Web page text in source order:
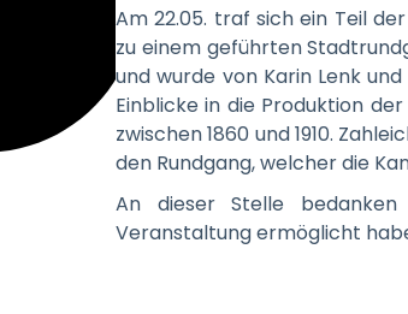
Am 22.05. traf sich ein Teil
zu einem geführten
und wurde von Karin Lenk
Einblicke in die Produktion
zwischen 1860 und 1910.
den Rundgang, welcher die
An dieser Stelle
Veranstaltung ermöglicht